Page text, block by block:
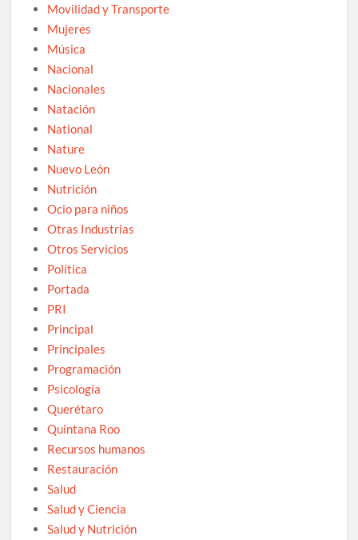
Movilidad y Transporte
Mujeres
Música
Nacional
Nacionales
Natación
National
Nature
Nuevo León
Nutrición
Ocio para niños
Otras Industrias
Otros Servicios
Política
Portada
PRI
Principal
Principales
Programación
Psicología
Querétaro
Quintana Roo
Recursos humanos
Restauración
Salud
Salud y Ciencia
Salud y Nutrición